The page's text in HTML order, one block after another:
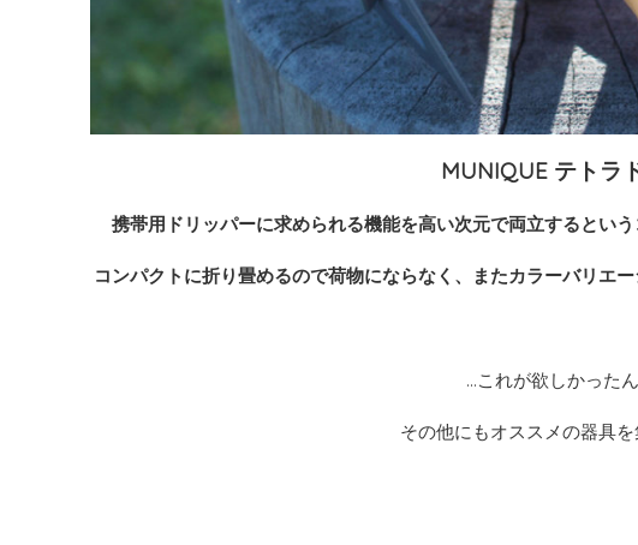
MUNIQUE テトラ
携帯用ドリッパーに求められる機能を高い次元で両立するとい
コンパクトに折り畳めるので荷物にならなく、またカラーバリエ
…これが欲しかった
その他にもオススメの器具を